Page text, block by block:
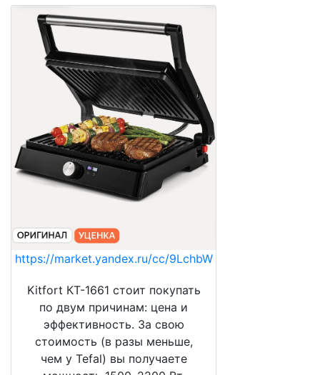
https://market.yandex.ru/cc/9LchbW
Kitfort КТ-1661 стоит покупать
по двум причинам: цена и
эффективность. За свою
стоимость (в разы меньше,
чем у Tefal) вы получаете